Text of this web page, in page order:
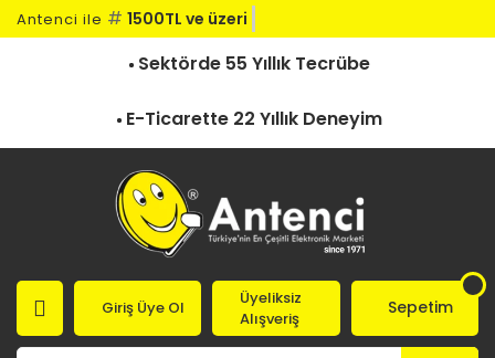
Antenci ile # 1500TL ve üzeri kar
Sektörde 55 Yıllık Tecrübe
E-Ticarette 22 Yıllık Deneyim
Giriş Üye Ol
Üyeliksiz
Alışveriş
Sepetim